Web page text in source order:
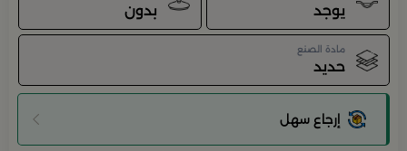
يوجد بدون
مادة الصنع
حديد
إرجاع سهل